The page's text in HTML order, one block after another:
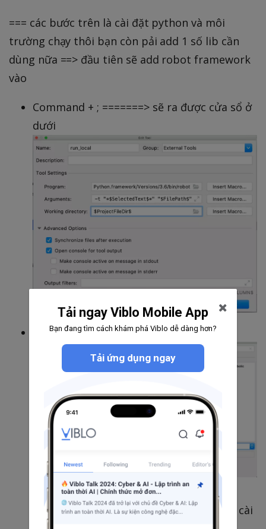
=== các bước trên là cài đặt python và môi
trường chạy thôi bạn còn pải add 1 số lib cần
dùng nữa ==> đầu tiên sẽ add robot framework
vào
Command + ; =======> sẽ ra được cửa sổ ở
dưới
Chọn dấu + ở dưới để
==> Nhập lib robotframework , do mình
đang dùng version 3.1.2 rồi nên mình sẽ cài
Tải ngay Viblo Mobile App
Bạn đang tìm cách khám phá Viblo dễ dàng hơn?
Tải ứng dụng ngay